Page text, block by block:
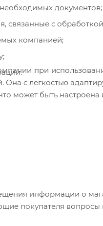
документов;
связанные с
компанией;
при
с легкостью
может быть настроена
информации о
покупателя вопросы